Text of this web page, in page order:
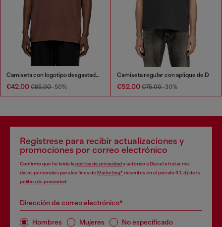
Camiseta con logotipo desgastado en relieve
€42.00 €85.00-50%
Camiseta regular con aplique de D
€52.00 €75.00-30%
Regístrese para recibir actualizaciones y
promociones por correo electrónico
Confirmo que he leído lapolítica de privacidady autorizo a Diesel a tratar mis
datos personales para los fines de Marketing*descritos en el párrafo 3.1, d) de la
política de privacidad
Dirección de correo electrónico*
Hombres Mujeres No especificado